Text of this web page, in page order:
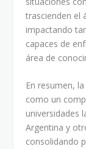
trascienden el
impactando
capaces de
área de
En resumen,
como un
universidades
Argentina y
consolidando